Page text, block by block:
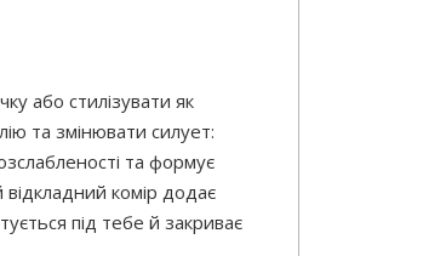
або стилізувати як
та змінювати силует:
та формує
комір додає
під тебе й закриває